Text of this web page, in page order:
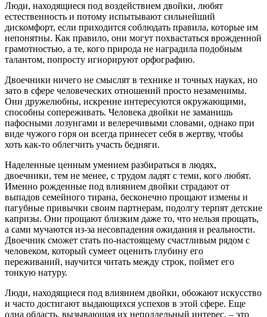
Люди, находящиеся под воздействием двойки, любят
естественность и потому испытывают сильнейший
дискомфорт, если приходится соблюдать правила, которые им
непонятны. Как правило, они могут похвастаться врожденной
грамотностью, а те, кого природа не наградила подобным
талантом, попросту игнорируют орфографию.
Двоечники ничего не смыслят в технике и точных науках, но
зато в сфере человеческих отношений просто незаменимы.
Они дружелюбны, искренне интересуются окружающими,
способны сопереживать. Человека двойки не заманишь
пафосными лозунгами и велеречивыми словами, однако при
виде чужого горя он всегда принесет себя в жертву, чтобы
хоть как-то облегчить участь бедняги.
Наделенные ценным умением разбираться в людях,
двоечники, тем не менее, с трудом ладят с теми, кого любят.
Именно рожденные под влиянием двойки страдают от
выпадов семейного тирана, бесконечно прощают измены и
пагубные привычки своим партнерам, подолгу терпят детские
капризы. Они прощают близким даже то, что нельзя прощать,
а сами мучаются из-за несовпадения ожидания и реальности.
Двоечник сможет стать по-настоящему счастливым рядом с
человеком, который сумеет оценить глубину его
переживаний, научится читать между строк, поймет его
тонкую натуру.
Люди, находящиеся под влиянием двойки, обожают искусство
и часто достигают выдающихся успехов в этой сфере. Еще
одна область, вызывающая их неподдельный интерес, – это